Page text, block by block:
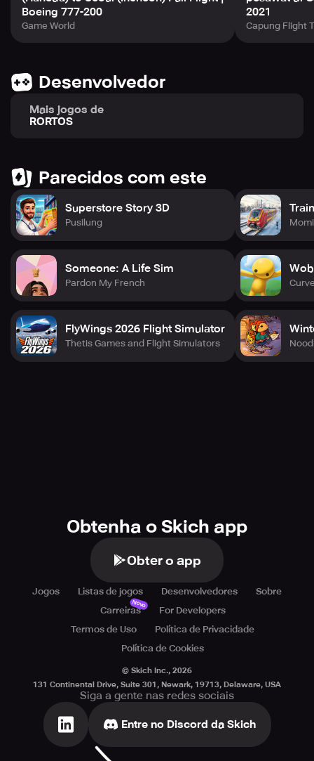
Boeing 777-200
Game World
2021
Capung Flight
Desenvolvedor
Mais jogos de
RORTOS
Parecidos com este
Superstore Story 3D
Pusilung
Someone: A Life Sim
Pardon My French
FlyWings 2026 Flight Simulator
Thetis Games and Flight Simulators
Obtenha o Skich app
Obter o app
Jogos Listas de jogos Desenvolvedores
Sobre
Carreiras
Novo
For Developers
Termos de Uso
Política de Privacidade
Política de Cookies
© Skich Inc., 2026
131 Continental Drive, Suite 301, Newark, 19713, Delaware, USA
Siga a gente nas redes sociais
Entre no Discord da Skich